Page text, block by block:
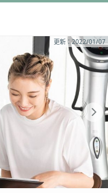
更新：2022/01/07